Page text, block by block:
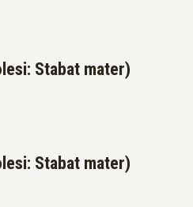
Stabat mater)
Stabat mater)